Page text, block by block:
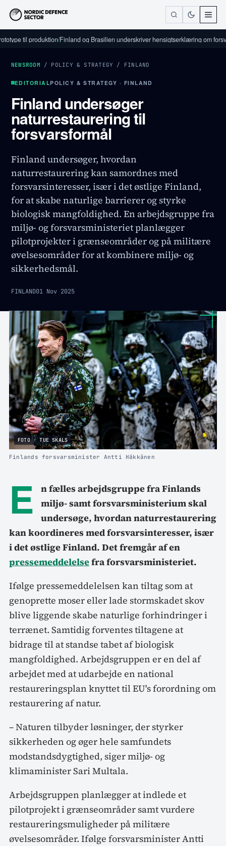
til produktion/Finland og Brasilien underskriver hensigtserklæring om
NEWSROOM / POLICY & STRATEGY / FINLAND
EDITORIALPOLICY & STRATEGY · FINLAND
Finland undersøger
naturrestaurering til
forsvarsformål
Finland undersøger, hvordan
naturrestaurering kan samordnes med
forsvarsinteresser, især i det østlige Finland,
for at skabe naturlige barrierer og styrke
biologisk mangfoldighed. En arbejdsgruppe fra
miljø- og forsvarsministeriet planlægger
pilotprojekter i grænseområder og på militære
øvelsesområder for at kombinere miljø- og
sikkerhedsmål.
FINLAND01 Nov 2025
FOTO · TUE SKALS
Finlands forsvarsminister Antti Häkkänen
E
n fælles arbejdsgruppe fra Finlands
miljø- samt forsvarsministerium skal
undersøge, hvordan naturrestaurering
kan koordineres med forsvarsinteresser, især
i det østlige Finland. Det fremgår af en
pressemeddelelsefra forsvarsministeriet.
Ifølge pressemeddelelsen kan tiltag som at
genoprette moser eller lade stormskadet skov
blive liggende skabe naturlige forhindringer i
terrænet. Samtidig forventes tiltagene at
bidrage til at standse tabet af biologisk
mangfoldighed. Arbejdsgruppen er en del af
arbejdet med at udarbejde en national
restaureringsplan knyttet til EU's forordning om
restaurering af natur.
– Naturen tilbyder løsninger, der styrker
sikkerheden og øger hele samfundets
modstandsdygtighed, siger miljø- og
klimaminister Sari Multala.
Arbejdsgruppen planlægger at indlede et
pilotprojekt i grænseområder samt vurdere
restaureringsmuligheder på militære
øvelsesområder. Ifølge forsvarsminister Antti